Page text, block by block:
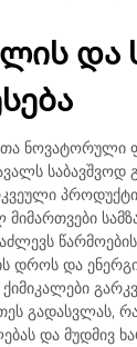
და
საბავშვოდ
დროს და
ქიმიკალები
გადასვლას,
და მუდმივ